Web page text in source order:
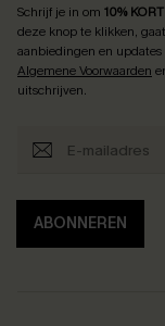
Schrijf je in om 10%
deze knop te klikken,
aanbiedingen en
Algemene Voorwaarden
uitschrijven.
ABONNEREN